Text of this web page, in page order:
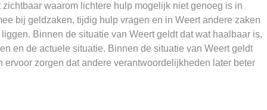
waarom lichtere hulp mogelijk niet genoeg is in
bij geldzaken, tijdig hulp vragen en in Weert andere zaken
Binnen de situatie van Weert geldt dat wat haalbaar is,
en de actuele situatie. Binnen de situatie van Weert geldt
ervoor zorgen dat andere verantwoordelijkheden later beter